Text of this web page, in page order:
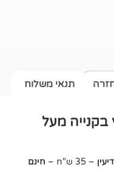
חינם